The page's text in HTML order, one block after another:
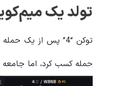
تولد یک
حمله کسب کرد، اما